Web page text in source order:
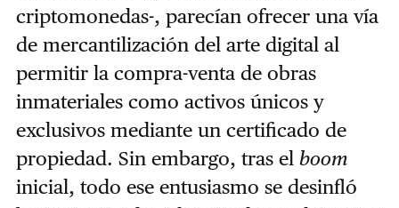
criptomonedas-, parecían ofrecer una vía
de mercantilización del arte digital al
permitir la compra-venta de obras
inmateriales como activos únicos y
exclusivos mediante un certificado de
propiedad. Sin embargo, tras el boom
inicial, todo ese entusiasmo se desinfló